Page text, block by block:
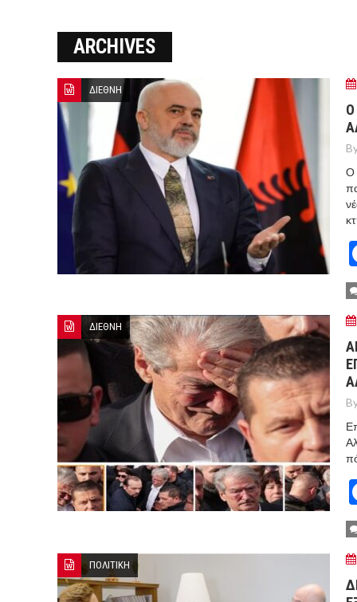
ARCHIVES
ΔΙΕΘΝΗ
Ο
ΔΙΕΘΝΗ
ΠΟΛΙΤΙΚΗ